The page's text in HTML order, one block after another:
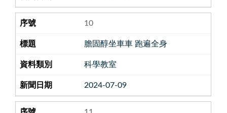
10
膽固醇坐車車 跑遍全身
科學教室
2024-07-09